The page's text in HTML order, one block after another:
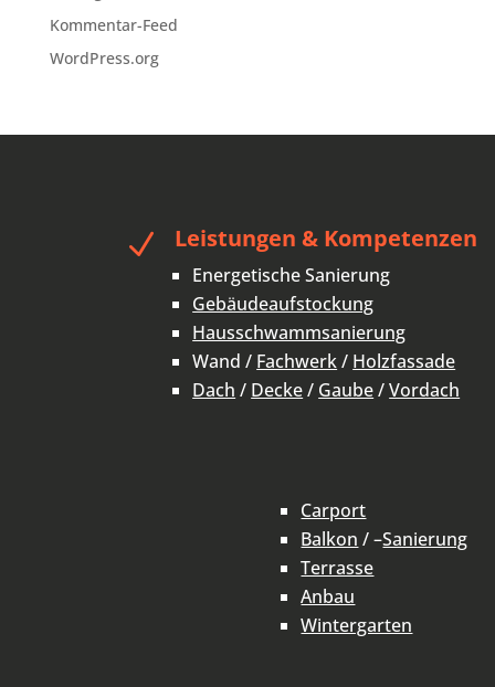
Kommentar-Feed
WordPress.org
N Leistungen & Kompetenzen
Energetische Sanierung
Gebäudeaufstockung
Hausschwammsanierung
Wand / Fachwerk/ Holzfassade
Dach / Decke/ Gaube/Vordach
Carport
Balkon / –Sanierung
Terrasse
Anbau
Wintergarten